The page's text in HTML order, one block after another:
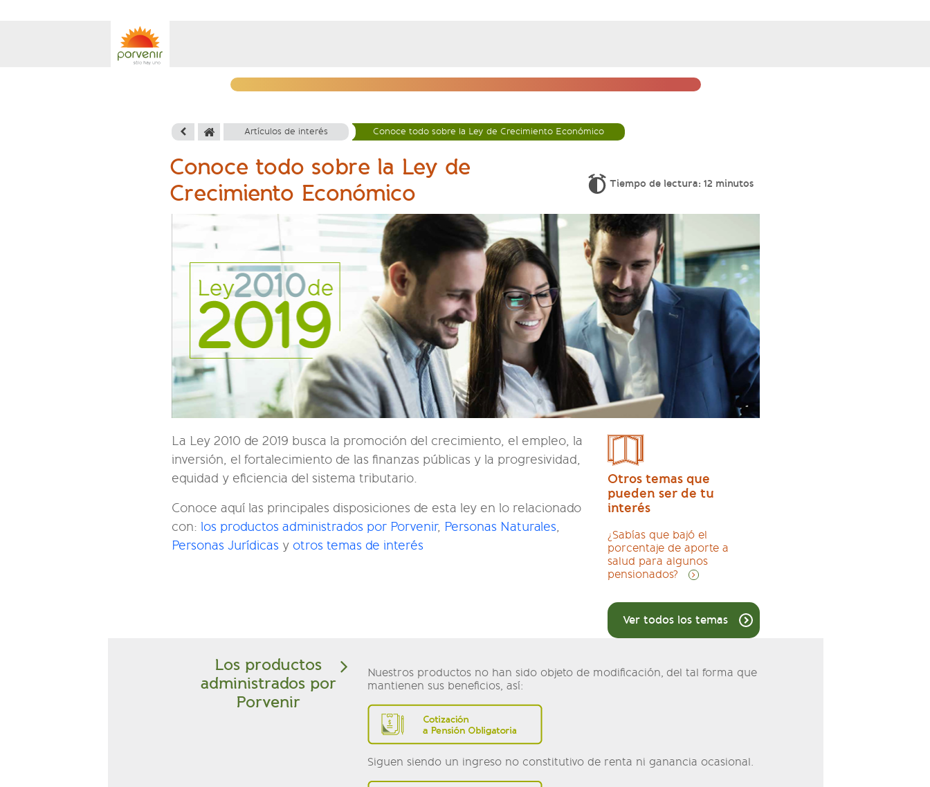
Artículos de interés Conoce todo sobre la Ley de Crecimiento Económico
Conoce todo sobre la Ley de
Crecimiento Económico
Tiempo de lectura: 12 minutos
La Ley 2010 de 2019 busca la promoción del crecimiento, el empleo, la
inversión, el fortalecimiento de las ﬁnanzas públicas y la progresividad,
equidad y eﬁciencia del sistema tributario.
Conoce aquí las principales disposiciones de esta ley en lo relacionado
con: los productos administrados por Porvenir, Personas Naturales,
Personas Jurídicas y otros temas de interés
Otros temas que
pueden ser de tu
interés
¿Sabías que bajó el
porcentaje de aporte a
salud para algunos
pensionados?
Ver todos los temas
Los productos
administrados por
Porvenir
Nuestros productos no han sido objeto de modificación, del tal forma que
mantienen sus beneficios, así:
Siguen siendo un ingreso no constitutivo de renta ni ganancia ocasional.